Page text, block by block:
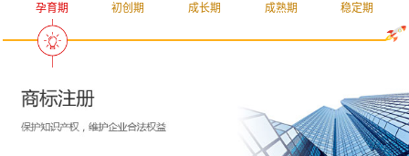
孕育期 初创期 成长期 成熟期 稳定期